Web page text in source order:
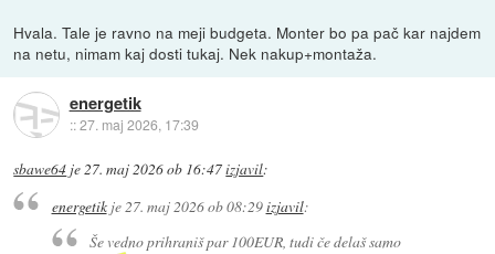
Hvala. Tale je ravno na meji budgeta. Monter bo pa pač kar najdem
na netu, nimam kaj dosti tukaj. Nek nakup+montaža.
energetik
::27. maj 2026, 17:39
sbawe64 je27. maj 2026 ob 16:47izjavil:
energetikje 27. maj 2026 ob 08:29izjavil:
Še vedno prihraniš par 100EUR, tudi če delaš samo